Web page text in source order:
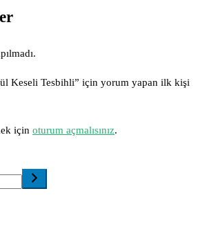
Keseli Tesbihli” için yorum yapan ilk kişi
için oturum açmalısınız.